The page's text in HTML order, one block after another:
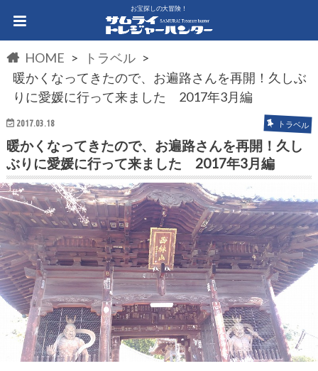
お宝探しの大冒険！
HOME
トラベル
暖かくなってきたので、お遍路さんを再開！久しぶ
りに愛媛に行って来ました 2017年3月編
2017.03.18 トラベル
暖かくなってきたので、お遍路さんを再開！久し
ぶりに愛媛に行って来ました 2017年3月編